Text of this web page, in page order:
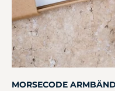
MORSECODE